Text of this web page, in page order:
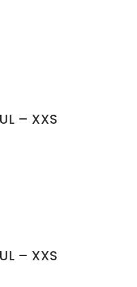
– XXS
– XXS